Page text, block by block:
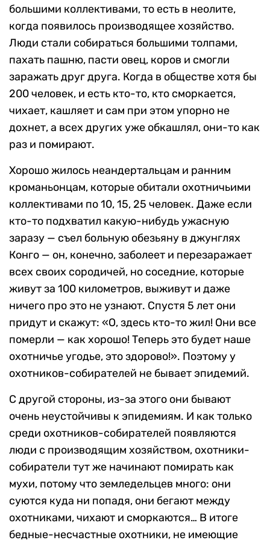
большими коллективами, то есть в неолите,
когда появилось производящее хозяйство.
Люди стали собираться большими толпами,
пахать пашню, пасти овец, коров и смогли
заражать друг друга. Когда в обществе хотя бы
200 человек, и есть кто-то, кто сморкается,
чихает, кашляет и сам при этом упорно не
дохнет, а всех других уже обкашлял, они-то как
раз и помирают.
Хорошо жилось неандертальцам и ранним
кроманьонцам, которые обитали охотничьими
коллективами по 10, 15, 25 человек. Даже если
кто-то подхватил какую-нибудь ужасную
заразу — съел больную обезьяну в джунглях
Конго — он, конечно, заболеет и перезаражает
всех своих сородичей, но соседние, которые
живут за 100 километров, выживут и даже
ничего про это не узнают. Спустя 5 лет они
придут и скажут: «О, здесь кто-то жил! Они все
померли — как хорошо! Теперь это будет наше
охотничье угодье, это здорово!». Поэтому у
охотников-собирателей не бывает эпидемий.
С другой стороны, из-за этого они бывают
очень неустойчивы к эпидемиям. И как только
среди охотников-собирателей появляются
люди с производящим хозяйством, охотники-
собиратели тут же начинают помирать как
мухи, потому что земледельцев много: они
суются куда ни попадя, они бегают между
охотниками, чихают и сморкаются… В итоге
бедные-несчастные охотники, не имеющие